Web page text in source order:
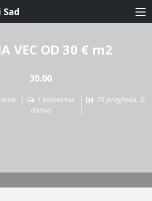
VEC OD 30 € m2
30.00
1 komentar
75 pregleda, 0
danas